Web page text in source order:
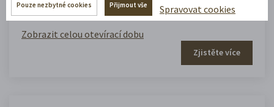
Zobrazit celou otevírací dobu
Zjistěte více
Pouze nezbytné cookies Přijmout vše Spravovat cookies